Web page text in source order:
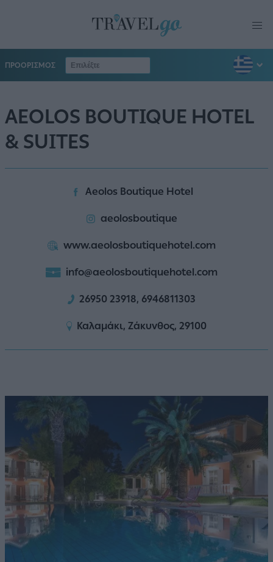
ΠΡΟΟΡΙΣΜΟΣ
AEOLOS BOUTIQUE HOTEL
& SUITES
Aeolos Boutique Hotel
aeolosboutique
www.aeolosboutiquehotel.com
info@aeolosboutiquehotel.com
26950 23918, 6946811303
Καλαμάκι, Ζάκυνθος, 29100